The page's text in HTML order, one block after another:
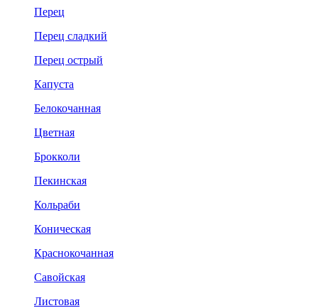
Перец
Перец сладкий
Перец острый
Капуста
Белокочанная
Цветная
Брокколи
Пекинская
Кольраби
Коническая
Краснокочанная
Савойская
Листовая